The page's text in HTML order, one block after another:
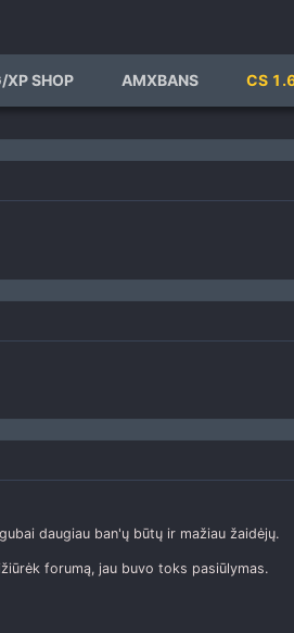
XP SHOP AMXBANS CS
metu ten gryna mesa, negalvoju kad
daugiau ban'ų būtų ir mažiau žaidėjų.
forumą, jau buvo toks pasiūlymas.